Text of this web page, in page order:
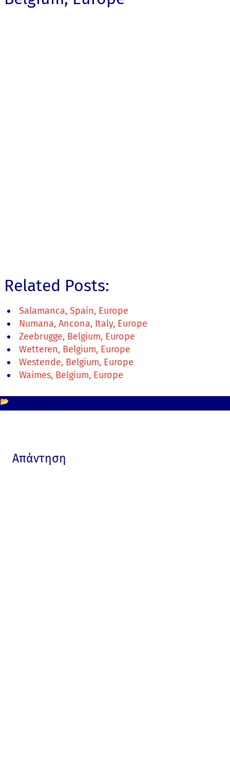
Related Posts:
Salamanca, Spain, Europe
Numana, Ancona, Italy, Europe
Zeebrugge, Belgium, Europe
Wetteren, Belgium, Europe
Westende, Belgium, Europe
Waimes, Belgium, Europe
📂
Απάντηση